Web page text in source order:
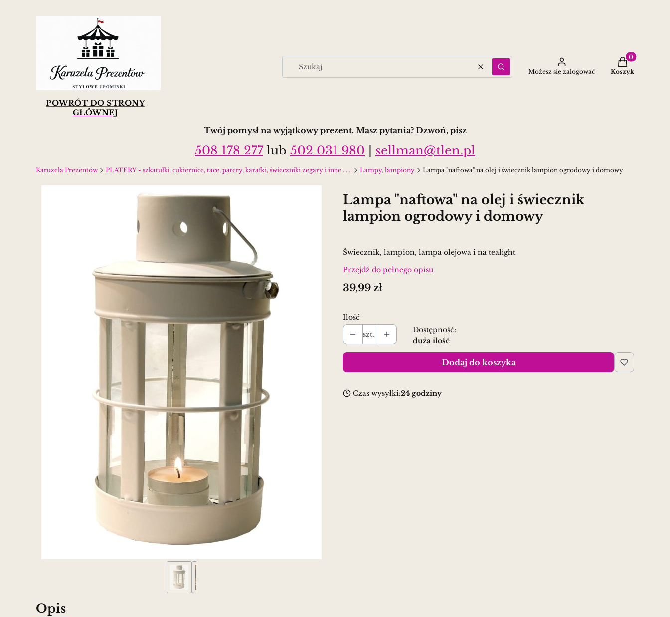
POWRÓT DO STRONY
GŁÓWNEJ
WyczyśćSzukaj Możesz się zalogować
Produkty w
Koszyk
Twój pomysł na wyjątkowy prezent. Masz pytania? Dzwoń, pisz
508 178 277 lub 502 031 980 sellman@tlen.pl
Karuzela Prezentów PLATERY - szkatułki, cukiernice, tace, patery, karafki, świeczniki zegary i inne ...... Lampy, lampiony Lampa "naftowa" na olej i świecznik lampion ogrodowy i domowy
Lampa "naftowa" na olej i świecznik
lampion ogrodowy i domowy
Świecznik, lampion, lampa olejowa i na tealight
Przejdź do pełnego opisu
Cena
39,99 zł
Ilość
szt.
Dostępność:
duża ilość
Dodaj do koszyka
Czas wysyłki:24 godziny
Opis